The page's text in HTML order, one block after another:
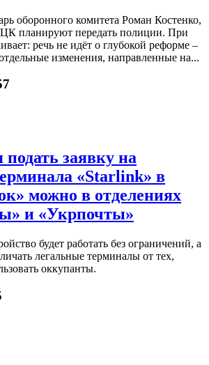
оборонного комитета Роман Костенко,
планируют передать полиции. При
речь не идёт о глубокой реформе –
изменения, направленные на...
заявку на
«Starlink» в
можно в отделениях
и «Укрпочты»
будет работать без ограничений, а
легальные терминалы от тех,
оккупанты.